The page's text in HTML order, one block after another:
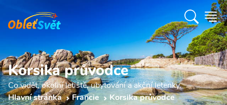
Korsika průvodce
Co vidět, okolní letiště, ubytování a akční letenky.
Hlavní stránka
Francie Korsika průvodce